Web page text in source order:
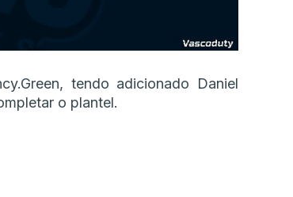
tendo adicionado Daniel
o plantel.